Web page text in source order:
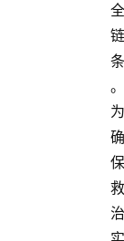
全
链
条
。
为
确
保
救
治